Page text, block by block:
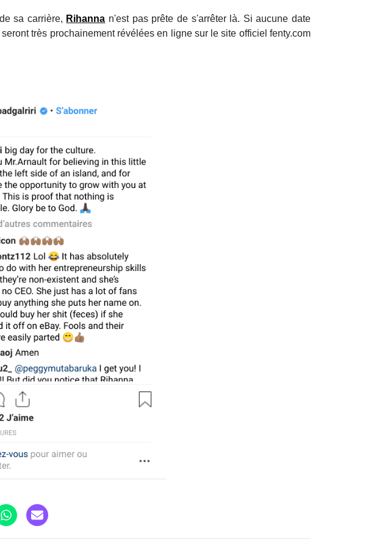
sa carrière, Rihanna n'est pas prête de s'arrêter là. Si aucune date
très prochainement révélées en ligne sur le site officiel fenty.com